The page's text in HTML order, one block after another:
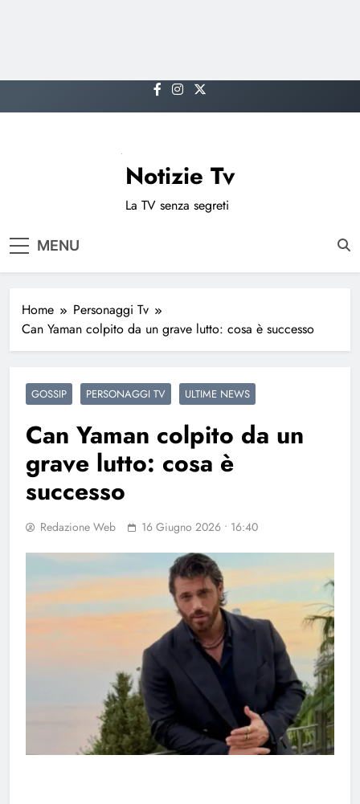
to
Notizie Tv
La TV senza segreti
MENU
Home
Personaggi Tv
Can Yaman colpito da un grave lutto: cosa è successo
GOSSIP PERSONAGGI TV ULTIME NEWS
Can Yaman colpito da un
grave lutto: cosa è
successo
Redazione Web 16 Giugno 2026 • 16:40